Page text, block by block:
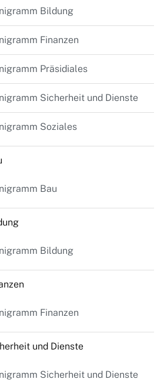
Bildung
Finanzen
Präsidiales
Sicherheit und Dienste
Soziales
Bau
Bildung
Finanzen
und Dienste
Sicherheit und Dienste